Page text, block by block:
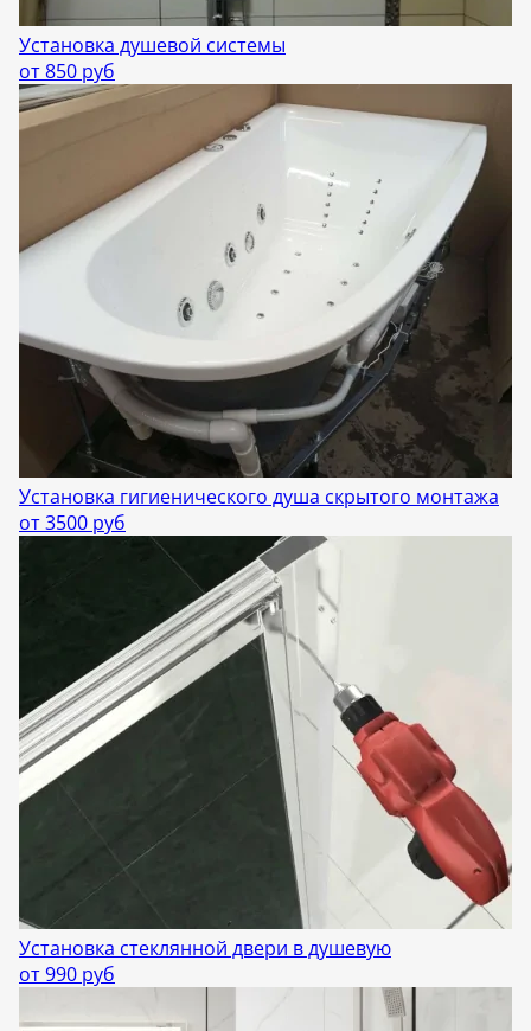
Установка душевой системы
от 850 руб
Установка гигиенического душа скрытого монтажа
от 3500 руб
Установка стеклянной двери в душевую
от 990 руб